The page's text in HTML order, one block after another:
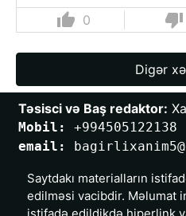
thumb_up 0 thumb_down
Digər
Təsisci və Baş redaktor:
Mobil: +994505122138
email:
Saytdakı materialların
edilməsi vacibdir. Məlumat